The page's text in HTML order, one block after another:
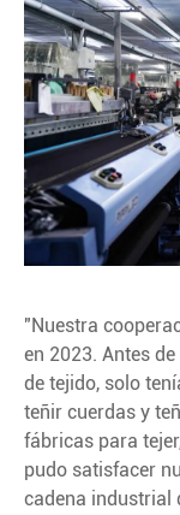
"Nuestra
en 2023. Antes
de tejido, solo
teñir cuerdas y
fábricas para
pudo satisfacer
cadena industrial